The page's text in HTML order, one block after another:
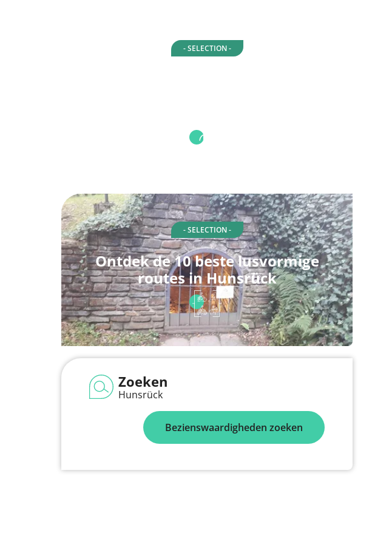
- SELECTION -
- SELECTION -
Ontdek de 10 beste lusvormige
routes in Hunsrück
Zoeken
Hunsrück
Bezienswaardigheden zoeken